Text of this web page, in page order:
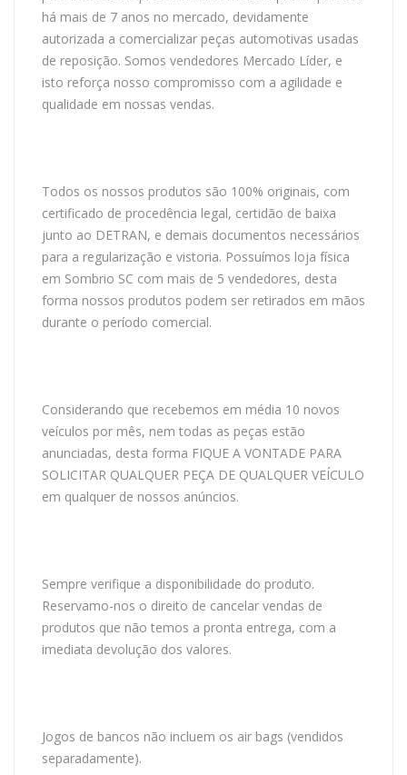
há mais de 7 anos no mercado, devidamente
autorizada a comercializar peças automotivas usadas
de reposição. Somos vendedores Mercado Líder, e
isto reforça nosso compromisso com a agilidade e
qualidade em nossas vendas.
Todos os nossos produtos são 100% originais, com
certificado de procedência legal, certidão de baixa
junto ao DETRAN, e demais documentos necessários
para a regularização e vistoria. Possuímos loja física
em Sombrio SC com mais de 5 vendedores, desta
forma nossos produtos podem ser retirados em mãos
durante o período comercial.
Considerando que recebemos em média 10 novos
veículos por mês, nem todas as peças estão
anunciadas, desta forma FIQUE A VONTADE PARA
SOLICITAR QUALQUER PEÇA DE QUALQUER VEÍCULO
em qualquer de nossos anúncios.
Sempre verifique a disponibilidade do produto.
Reservamo-nos o direito de cancelar vendas de
produtos que não temos a pronta entrega, com a
imediata devolução dos valores.
Jogos de bancos não incluem os air bags (vendidos
separadamente).